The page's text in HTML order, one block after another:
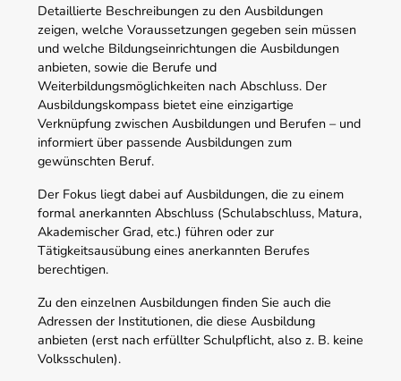
Detaillierte Beschreibungen zu den Ausbildungen
zeigen, welche Voraussetzungen gegeben sein müssen
und welche Bildungseinrichtungen die Ausbildungen
anbieten, sowie die Berufe und
Weiterbildungsmöglichkeiten nach Abschluss. Der
Ausbildungskompass bietet eine einzigartige
Verknüpfung zwischen Ausbildungen und Berufen – und
informiert über passende Ausbildungen zum
gewünschten Beruf.
Der Fokus liegt dabei auf Ausbildungen, die zu einem
formal anerkannten Abschluss (Schulabschluss, Matura,
Akademischer Grad, etc.) führen oder zur
Tätigkeitsausübung eines anerkannten Berufes
berechtigen.
Zu den einzelnen Ausbildungen finden Sie auch die
Adressen der Institutionen, die diese Ausbildung
anbieten (erst nach erfüllter Schulpflicht, also z. B. keine
Volksschulen).